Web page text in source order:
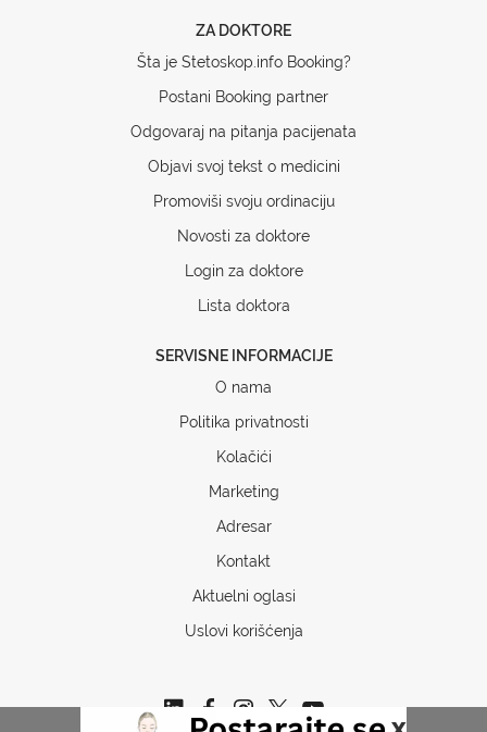
ZA DOKTORE
Šta je Stetoskop.info Booking?
Postani Booking partner
Odgovaraj na pitanja pacijenata
Objavi svoj tekst o medicini
Promoviši svoju ordinaciju
Novosti za doktore
Login za doktore
Lista doktora
SERVISNE INFORMACIJE
O nama
Politika privatnosti
Kolačići
Marketing
Adresar
Kontakt
Aktuelni oglasi
Uslovi korišćenja